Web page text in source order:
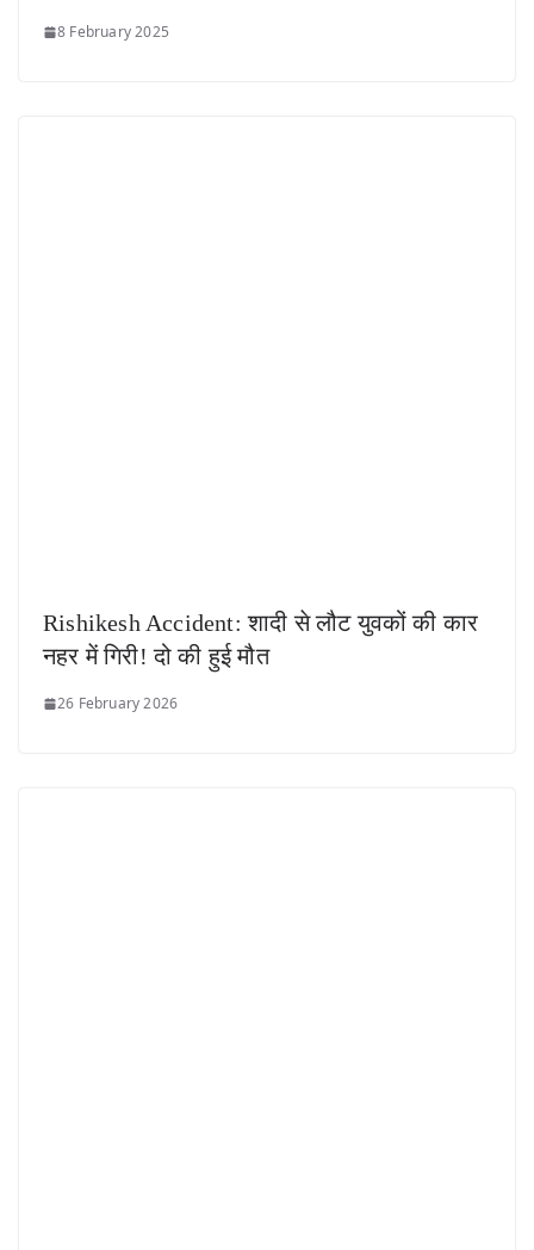
8 February 2025
Rishikesh Accident: शादी से लौट युवकों की कार
नहर में गिरी! दो की हुई मौत
26 February 2026